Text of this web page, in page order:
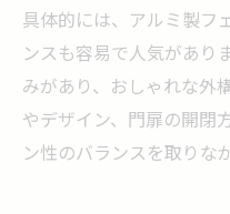
具体的には、アルミ製フ
ンスも容易で人気があり
みがあり、おしゃれな外
やデザイン、門扉の開閉
ン性のバランスを取りな